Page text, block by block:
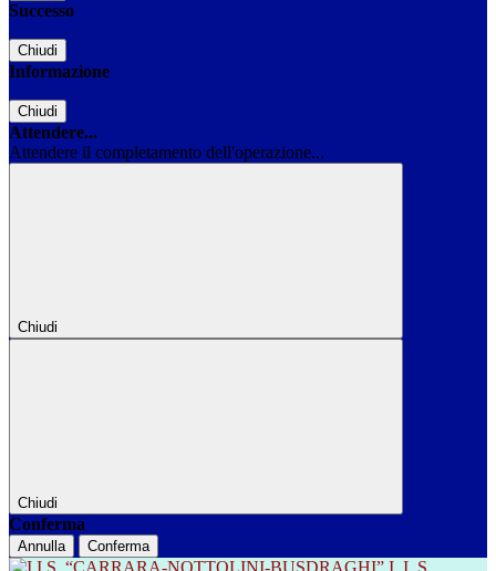
Successo
Chiudi
Informazione
Chiudi
Attendere...
Attendere il completamento dell'operazione...
Chiudi
Chiudi
Conferma
Annulla Conferma